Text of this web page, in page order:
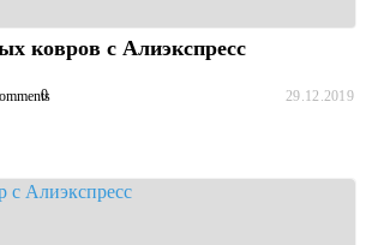
ковров с Алиэкспресс
0 29.12.2019